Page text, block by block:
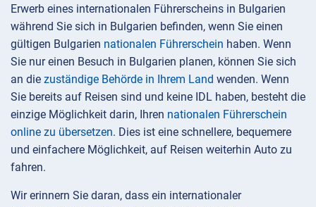
Erwerb eines internationalen Führerscheins in Bulgarien
während Sie sich in Bulgarien befinden, wenn Sie einen
gültigen Bulgarien nationalen Führerschein haben. Wenn
Sie nur einen Besuch in Bulgarien planen, können Sie sich
an die zuständige Behörde in Ihrem Land wenden. Wenn
Sie bereits auf Reisen sind und keine IDL haben, besteht die
einzige Möglichkeit darin, Ihren nationalen Führerschein
online zu übersetzen. Dies ist eine schnellere, bequemere
und einfachere Möglichkeit, auf Reisen weiterhin Auto zu
fahren.
Wir erinnern Sie daran, dass ein internationaler